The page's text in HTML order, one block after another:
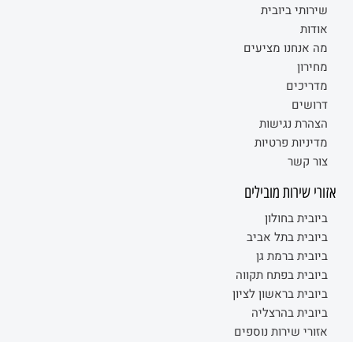
שירותי ביובית
אודות
מה אנחנו מציעים
מחירון
מדריכים
דרושים
הצהרת נגישות
מדיניות פרטיות
צור קשר
אזורי שירות מובילים
ביובית בחולון
ביובית בתל אביב
ביובית ברמת גן
ביובית בפתח תקווה
ביובית בראשון לציון
ביובית בהרצליה
אזורי שירות נוספים